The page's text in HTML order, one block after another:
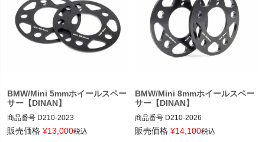
BMW/Mini 5mmホイールスペー
サー【DINAN】
商品番号 D210-2023
D210-2023
販売価格 ¥13,000税込
BMW/Mini 8mmホイールスペー
サー【DINAN】
商品番号 D210-2026
D210-2026
販売価格 ¥14,100税込